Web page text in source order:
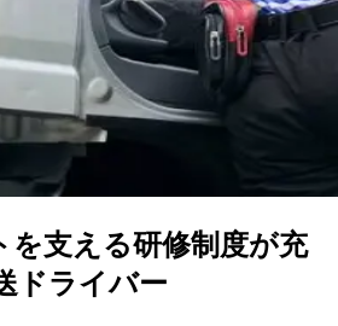
を支える研修制度が充
ドライバー